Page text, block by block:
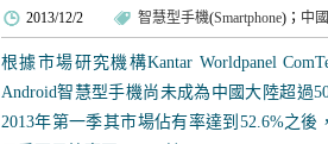
2013/12/2 智慧型手機(Smartphone)； 中
根據市場研究機構Kantar Worldpanel
Android智慧型手機尚未成為中國大陸超過
2013年第一季其市場佔有率達到52.6%之後